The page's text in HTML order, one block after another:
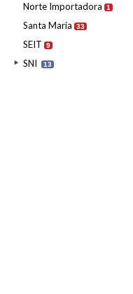
Norte Importadora 1
Santa Maria 33
SEIT 9
SNI 13